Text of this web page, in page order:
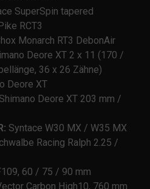
SuperSpin tapered
RCT3
Monarch RT3 DebonAir
Deore XT 2 x 11 (170 /
36 x 26 Zähne)
Deore XT
Shimano Deore XT 203 mm /
Syntace W30 MX / W35 MX
Racing Ralph 2.25 /
60 / 75 / 90 mm
Carbon High10, 760 mm